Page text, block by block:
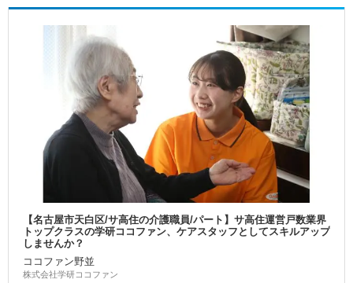
【名古屋市天白区/サ高住の介護職員/パート】サ高住運営戸数業界
トップクラスの学研ココファン、ケアスタッフとしてスキルアップ
しませんか？
ココファン野並
株式会社学研ココファン